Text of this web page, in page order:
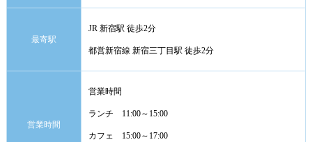
最寄駅
JR 新宿駅 徒歩2分
都営新宿線 新宿三丁目駅 徒歩2分
営業時間
営業時間
ランチ 11:00～15:00
カフェ 15:00～17:00